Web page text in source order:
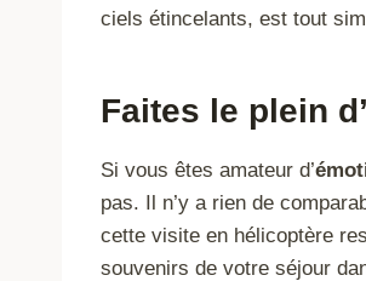
ciels étincelants, est tout
Faites le plein
Si vous êtes amateur d’
pas. Il n’y a rien de
cette visite en hélicoptère
souvenirs de votre séjour